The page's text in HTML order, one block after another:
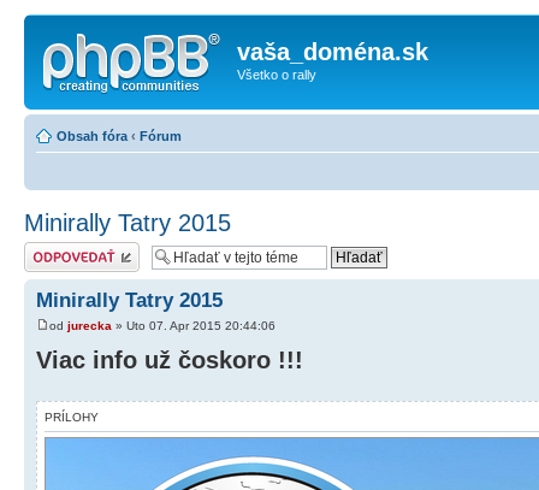
vaša_doména.sk
Všetko o rally
Obsah fóra ‹ Fórum
Minirally Tatry 2015
Odoslať odpoveď
Minirally Tatry 2015
od jurecka » Uto 07. Apr 2015 20:44:06
Viac info už čoskoro !!!
PRÍLOHY